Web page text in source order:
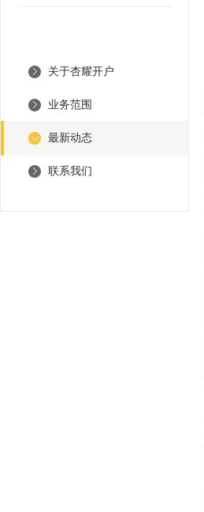
关于杏耀开户
业务范围
最新动态
联系我们